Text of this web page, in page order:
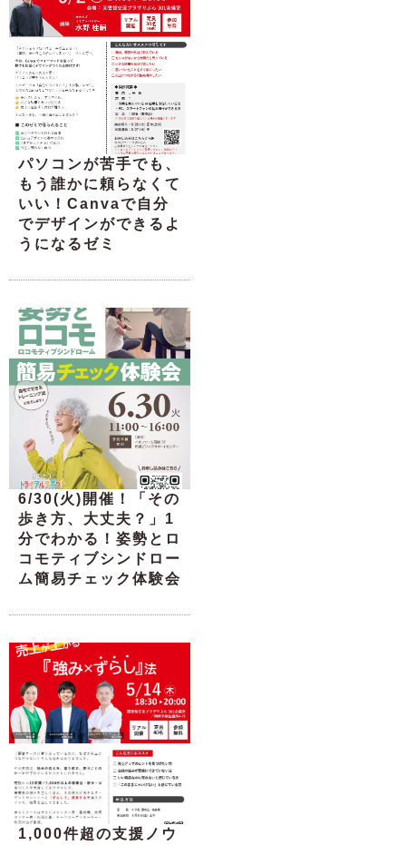
パソコンが苦手でも、
もう誰かに頼らなくて
いい！Canvaで自分
でデザインができるよ
うになるゼミ
6/30(火)開催！「その
歩き方、大丈夫？」1
分でわかる！姿勢とロ
コモティブシンドロー
ム簡易チェック体験会
1,000件超の支援ノウ